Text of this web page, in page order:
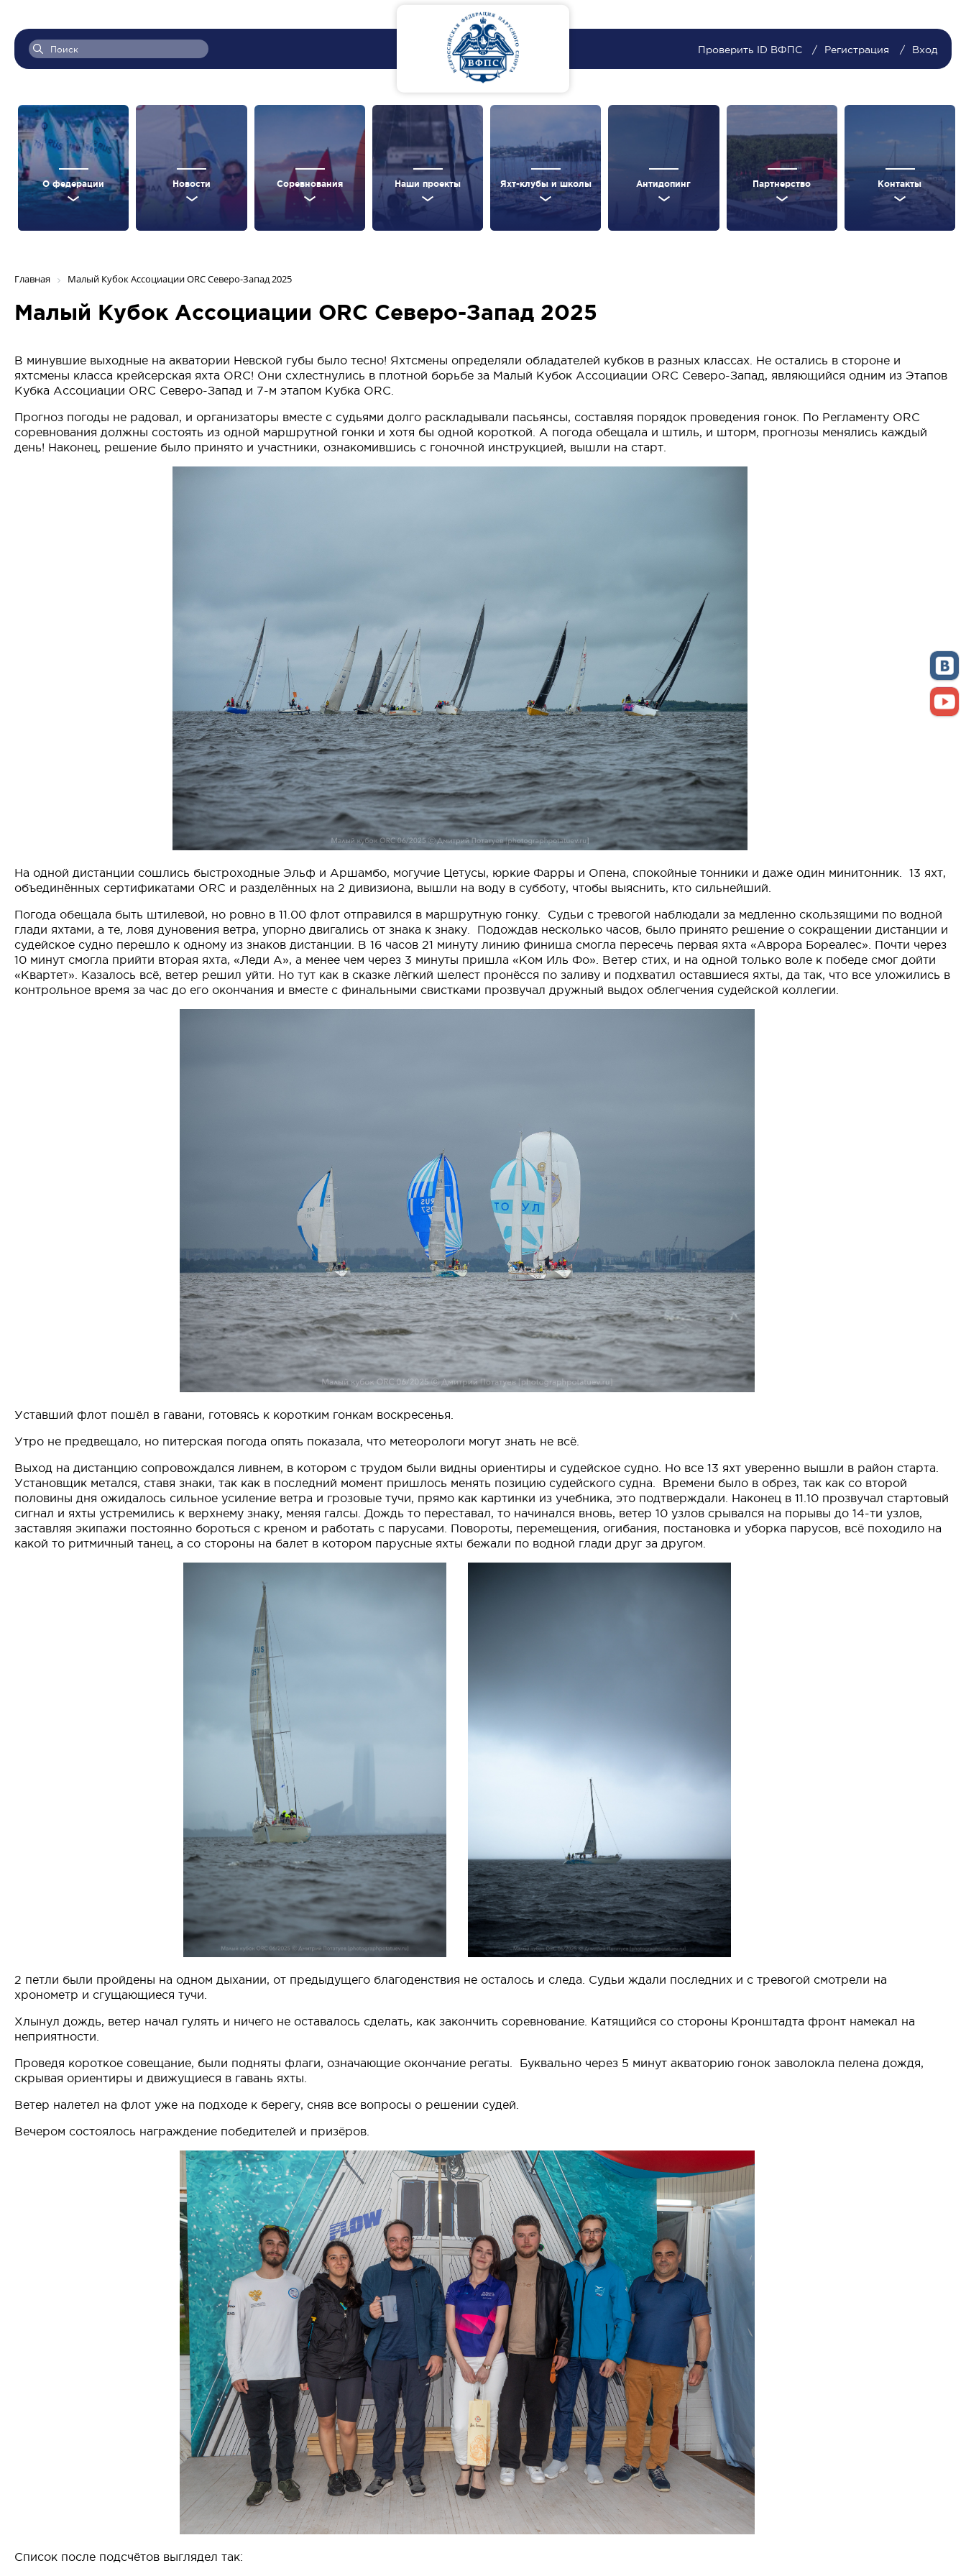
Проверить ID ВФПС Регистрация Вход
О федерации Новости Соревнования Наши проекты Яхт-клубы и школы Антидопинг Партнерство Контакты
Главная Малый Кубок Ассоциации ORC Северо-Запад 2025
Малый Кубок Ассоциации ORC Северо-Запад 2025
В минувшие выходные на акватории Невской губы было тесно! Яхтсмены определяли обладателей кубков в разных классах. Не остались в стороне и
яхтсмены класса крейсерская яхта ORC! Они схлестнулись в плотной борьбе за Малый Кубок Ассоциации ORC Северо-Запад, являющийся одним из Этапов
Кубка Ассоциации ORC Северо-Запад и 7-м этапом Кубка ORC.
Прогноз погоды не радовал, и организаторы вместе с судьями долго раскладывали пасьянсы, составляя порядок проведения гонок. По Регламенту ORC
соревнования должны состоять из одной маршрутной гонки и хотя бы одной короткой. А погода обещала и штиль, и шторм, прогнозы менялись каждый
день! Наконец, решение было принято и участники, ознакомившись с гоночной инструкцией, вышли на старт.
На одной дистанции сошлись быстроходные Эльф и Аршамбо, могучие Цетусы, юркие Фарры и Опена, спокойные тонники и даже один минитонник. 13 яхт,
объединённых сертификатами ORC и разделённых на 2 дивизиона, вышли на воду в субботу, чтобы выяснить, кто сильнейший.
Погода обещала быть штилевой, но ровно в 11.00 флот отправился в маршрутную гонку. Судьи с тревогой наблюдали за медленно скользящими по водной
глади яхтами, а те, ловя дуновения ветра, упорно двигались от знака к знаку. Подождав несколько часов, было принято решение о сокращении дистанции и
судейское судно перешло к одному из знаков дистанции. В 16 часов 21 минуту линию финиша смогла пересечь первая яхта «Аврора Бореалес». Почти через
10 минут смогла прийти вторая яхта, «Леди А», а менее чем через 3 минуты пришла «Ком Иль Фо». Ветер стих, и на одной только воле к победе смог дойти
«Квартет». Казалось всё, ветер решил уйти. Но тут как в сказке лёгкий шелест пронёсся по заливу и подхватил оставшиеся яхты, да так, что все уложились в
контрольное время за час до его окончания и вместе с финальными свистками прозвучал дружный выдох облегчения судейской коллегии.
Уставший флот пошёл в гавани, готовясь к коротким гонкам воскресенья.
Утро не предвещало, но питерская погода опять показала, что метеорологи могут знать не всё.
Выход на дистанцию сопровождался ливнем, в котором с трудом были видны ориентиры и судейское судно. Но все 13 яхт уверенно вышли в район старта.
Установщик метался, ставя знаки, так как в последний момент пришлось менять позицию судейского судна. Времени было в обрез, так как со второй
половины дня ожидалось сильное усиление ветра и грозовые тучи, прямо как картинки из учебника, это подтверждали. Наконец в 11.10 прозвучал стартовый
сигнал и яхты устремились к верхнему знаку, меняя галсы. Дождь то переставал, то начинался вновь, ветер 10 узлов срывался на порывы до 14-ти узлов,
заставляя экипажи постоянно бороться с креном и работать с парусами. Повороты, перемещения, огибания, постановка и уборка парусов, всё походило на
какой то ритмичный танец, а со стороны на балет в котором парусные яхты бежали по водной глади друг за другом.
2 петли были пройдены на одном дыхании, от предыдущего благоденствия не осталось и следа. Судьи ждали последних и с тревогой смотрели на
хронометр и сгущающиеся тучи.
Хлынул дождь, ветер начал гулять и ничего не оставалось сделать, как закончить соревнование. Катящийся со стороны Кронштадта фронт намекал на
неприятности.
Проведя короткое совещание, были подняты флаги, означающие окончание регаты. Буквально через 5 минут акваторию гонок заволокла пелена дождя,
скрывая ориентиры и движущиеся в гавань яхты.
Ветер налетел на флот уже на подходе к берегу, сняв все вопросы о решении судей.
Вечером состоялось награждение победителей и призёров.
Список после подсчётов выглядел так: